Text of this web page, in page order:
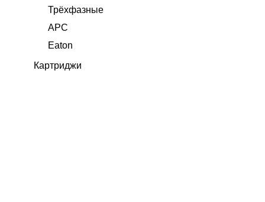
Трёхфазные
APC
Eaton
Картриджи